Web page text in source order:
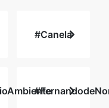
#Canela